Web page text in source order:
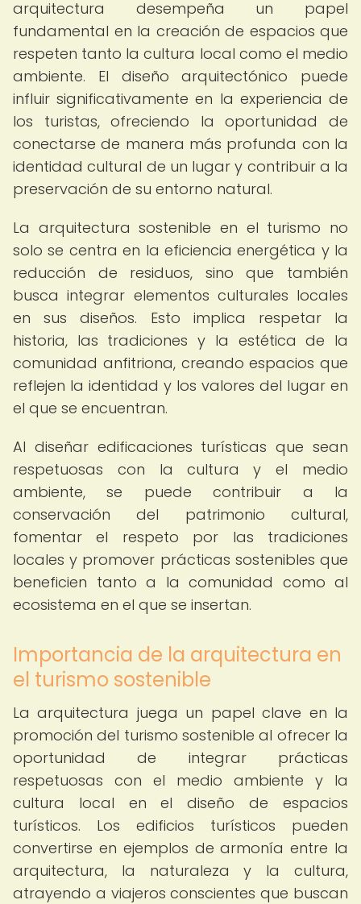
arquitectura desempeña un papel
fundamental en la creación de espacios que
respeten tanto la cultura local como el medio
ambiente. El diseño arquitectónico puede
influir significativamente en la experiencia de
los turistas, ofreciendo la oportunidad de
conectarse de manera más profunda con la
identidad cultural de un lugar y contribuir a la
preservación de su entorno natural.
La arquitectura sostenible en el turismo no
solo se centra en la eficiencia energética y la
reducción de residuos, sino que también
busca integrar elementos culturales locales
en sus diseños. Esto implica respetar la
historia, las tradiciones y la estética de la
comunidad anfitriona, creando espacios que
reflejen la identidad y los valores del lugar en
el que se encuentran.
Al diseñar edificaciones turísticas que sean
respetuosas con la cultura y el medio
ambiente, se puede contribuir a la
conservación del patrimonio cultural,
fomentar el respeto por las tradiciones
locales y promover prácticas sostenibles que
beneficien tanto a la comunidad como al
ecosistema en el que se insertan.
Importancia de la arquitectura en
el turismo sostenible
La arquitectura juega un papel clave en la
promoción del turismo sostenible al ofrecer la
oportunidad de integrar prácticas
respetuosas con el medio ambiente y la
cultura local en el diseño de espacios
turísticos. Los edificios turísticos pueden
convertirse en ejemplos de armonía entre la
arquitectura, la naturaleza y la cultura,
atrayendo a viajeros conscientes que buscan